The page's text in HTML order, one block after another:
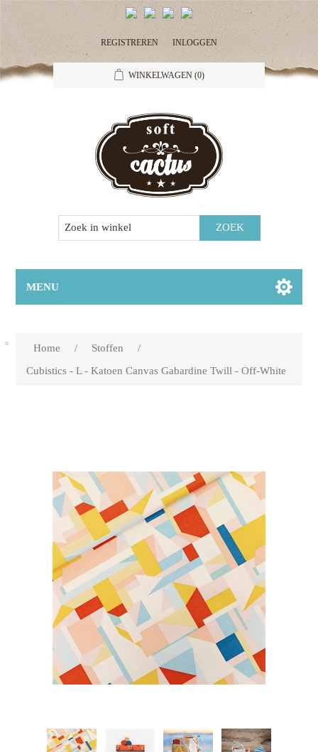
REGISTREREN INLOGGEN
WINKELWAGEN (0)
MENU
Home / Stoffen
/
Cubistics - L - Katoen Canvas Gabardine Twill - Off-White